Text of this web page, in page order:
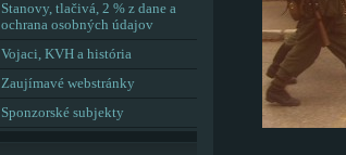
Stanovy, tlačivá, 2 % z dane a
ochrana osobných údajov
Vojaci, KVH a história
Zaujímavé webstránky
Sponzorské subjekty